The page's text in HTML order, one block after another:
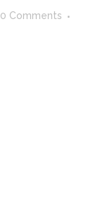
0 Comments